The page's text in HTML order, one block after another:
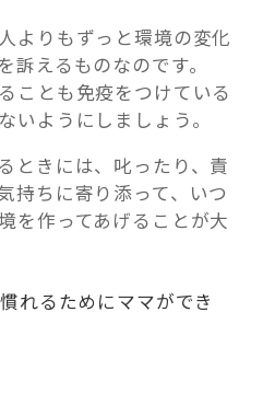
よりもずっと環境の変化
訴えるものなのです。
ことも免疫をつけている
いようにしましょう。
ときには、叱ったり、責
持ちに寄り添って、いつ
を作ってあげることが大
れるためにママができ